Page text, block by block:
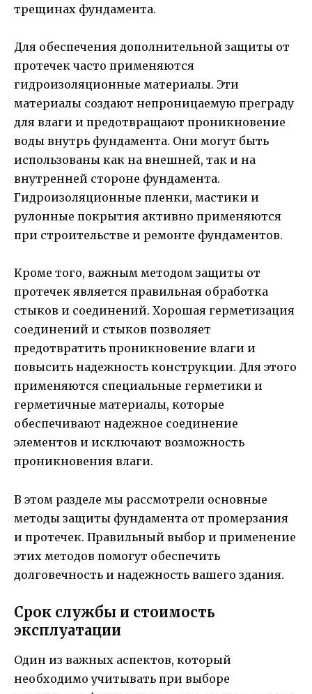
трещинах фундамента.
Для обеспечения дополнительной защиты от
протечек часто применяются
гидроизоляционные материалы. Эти
материалы создают непроницаемую преграду
для влаги и предотвращают проникновение
воды внутрь фундамента. Они могут быть
использованы как на внешней, так и на
внутренней стороне фундамента.
Гидроизоляционные пленки, мастики и
рулонные покрытия активно применяются
при строительстве и ремонте фундаментов.
Кроме того, важным методом защиты от
протечек является правильная обработка
стыков и соединений. Хорошая герметизация
соединений и стыков позволяет
предотвратить проникновение влаги и
повысить надежность конструкции. Для этого
применяются специальные герметики и
герметичные материалы, которые
обеспечивают надежное соединение
элементов и исключают возможность
проникновения влаги.
В этом разделе мы рассмотрели основные
методы защиты фундамента от промерзания
и протечек. Правильный выбор и применение
этих методов помогут обеспечить
долговечность и надежность вашего здания.
Срок службы и стоимость
эксплуатации
Один из важных аспектов, который
необходимо учитывать при выборе